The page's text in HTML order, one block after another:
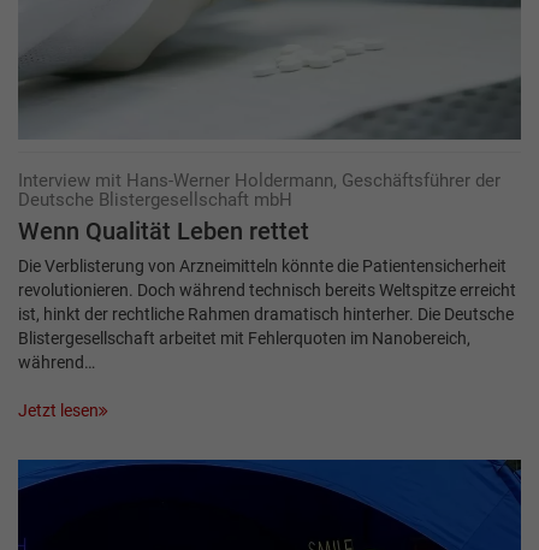
Interview mit Hans-Werner Holdermann, Geschäftsführer der
Deutsche Blistergesellschaft mbH
Wenn Qualität Leben rettet
Die Verblisterung von Arzneimitteln könnte die Patientensicherheit
revolutionieren. Doch während technisch bereits Weltspitze erreicht
ist, hinkt der rechtliche Rahmen dramatisch hinterher. Die Deutsche
Blistergesellschaft arbeitet mit Fehlerquoten im Nanobereich,
während…
Jetzt lesen